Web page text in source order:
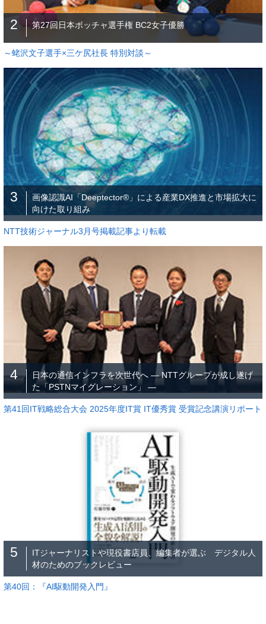
2 第27回日本ボッチャ選手権 BC2女子優勝
～蛯沢文子選手×三ケ尻社長 特別対談～
3
画像認識AI「Deeptector®」による産業DX推進と市場拡大に
向けた取り組み
NTT技術ジャーナル3月号掲載記事より転載
4
日本の通信インフラを次世代へ ― NTTグループが成し遂げ
た「PSTNマイグレーション」 ―
第41回IT戦略総合大会 2025年度IT賞 IT優秀賞 受賞記念講演リポート
5
ITジャーナリストや現役書店員、編集者が選ぶ デジタル人
材のためのブックレビュー
第40回：『AI駆動開発入門』